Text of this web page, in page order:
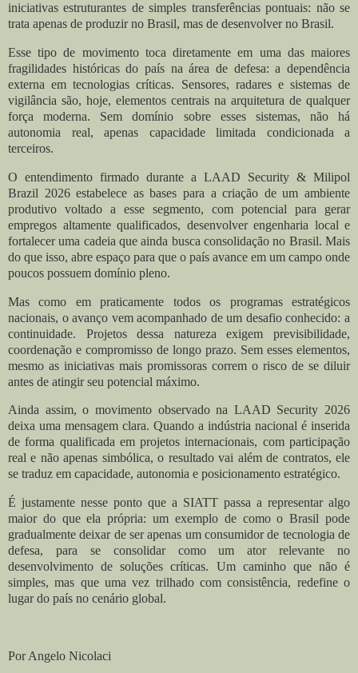
iniciativas estruturantes de simples transferências pontuais: não se
trata apenas de produzir no Brasil, mas de desenvolver no Brasil.
Esse tipo de movimento toca diretamente em uma das maiores
fragilidades históricas do país na área de defesa: a dependência
externa em tecnologias críticas. Sensores, radares e sistemas de
vigilância são, hoje, elementos centrais na arquitetura de qualquer
força moderna. Sem domínio sobre esses sistemas, não há
autonomia real, apenas capacidade limitada condicionada a
terceiros.
O entendimento firmado durante a LAAD Security & Milipol
Brazil 2026 estabelece as bases para a criação de um ambiente
produtivo voltado a esse segmento, com potencial para gerar
empregos altamente qualificados, desenvolver engenharia local e
fortalecer uma cadeia que ainda busca consolidação no Brasil. Mais
do que isso, abre espaço para que o país avance em um campo onde
poucos possuem domínio pleno.
Mas como em praticamente todos os programas estratégicos
nacionais, o avanço vem acompanhado de um desafio conhecido: a
continuidade. Projetos dessa natureza exigem previsibilidade,
coordenação e compromisso de longo prazo. Sem esses elementos,
mesmo as iniciativas mais promissoras correm o risco de se diluir
antes de atingir seu potencial máximo.
Ainda assim, o movimento observado na LAAD Security 2026
deixa uma mensagem clara. Quando a indústria nacional é inserida
de forma qualificada em projetos internacionais, com participação
real e não apenas simbólica, o resultado vai além de contratos, ele
se traduz em capacidade, autonomia e posicionamento estratégico.
É justamente nesse ponto que a SIATT passa a representar algo
maior do que ela própria: um exemplo de como o Brasil pode
gradualmente deixar de ser apenas um consumidor de tecnologia de
defesa, para se consolidar como um ator relevante no
desenvolvimento de soluções críticas. Um caminho que não é
simples, mas que uma vez trilhado com consistência, redefine o
lugar do país no cenário global.
Por Angelo Nicolaci